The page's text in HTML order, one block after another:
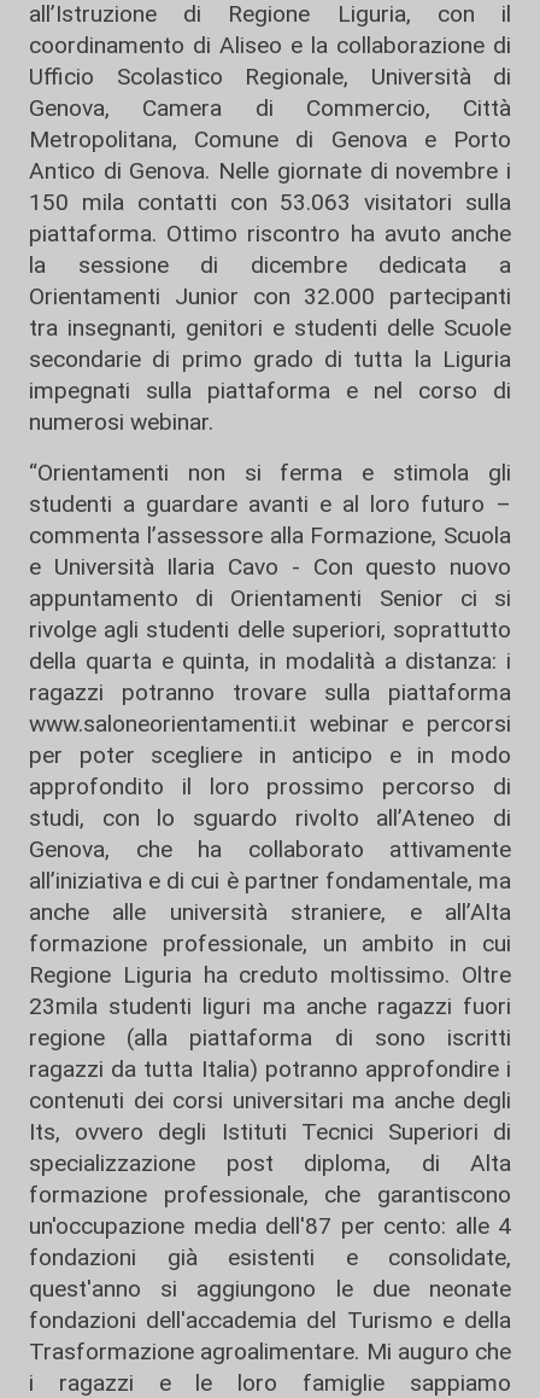
all’Istruzione di Regione Liguria, con il
coordinamento di Aliseo e la collaborazione di
Ufficio Scolastico Regionale, Università di
Genova, Camera di Commercio, Città
Metropolitana, Comune di Genova e Porto
Antico di Genova. Nelle giornate di novembre i
150 mila contatti con 53.063 visitatori sulla
piattaforma. Ottimo riscontro ha avuto anche
la sessione di dicembre dedicata a
Orientamenti Junior con 32.000 partecipanti
tra insegnanti, genitori e studenti delle Scuole
secondarie di primo grado di tutta la Liguria
impegnati sulla piattaforma e nel corso di
numerosi webinar.
“Orientamenti non si ferma e stimola gli
studenti a guardare avanti e al loro futuro –
commenta l’assessore alla Formazione, Scuola
e Università Ilaria Cavo - Con questo nuovo
appuntamento di Orientamenti Senior ci si
rivolge agli studenti delle superiori, soprattutto
della quarta e quinta, in modalità a distanza: i
ragazzi potranno trovare sulla piattaforma
www.saloneorientamenti.it webinar e percorsi
per poter scegliere in anticipo e in modo
approfondito il loro prossimo percorso di
studi, con lo sguardo rivolto all’Ateneo di
Genova, che ha collaborato attivamente
all’iniziativa e di cui è partner fondamentale, ma
anche alle università straniere, e all’Alta
formazione professionale, un ambito in cui
Regione Liguria ha creduto moltissimo. Oltre
23mila studenti liguri ma anche ragazzi fuori
regione (alla piattaforma di sono iscritti
ragazzi da tutta Italia) potranno approfondire i
contenuti dei corsi universitari ma anche degli
Its, ovvero degli Istituti Tecnici Superiori di
specializzazione post diploma, di Alta
formazione professionale, che garantiscono
un'occupazione media dell'87 per cento: alle 4
fondazioni già esistenti e consolidate,
quest'anno si aggiungono le due neonate
fondazioni dell'accademia del Turismo e della
Trasformazione agroalimentare. Mi auguro che
i ragazzi e le loro famiglie sappiamo